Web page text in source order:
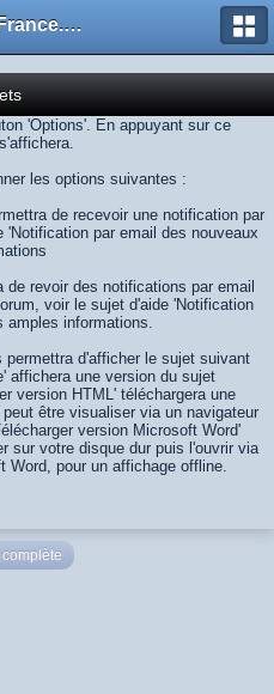
Legacy-France.org - Forum
'Options'. En appuyant sur ce
les options suivantes :
de recevoir une notification par
par email des nouveaux
revoir des notifications par email
voir le sujet d'aide 'Notification
amples informations.
d'afficher le sujet suivant
affichera une version du sujet
version HTML' téléchargera une
être visualiser via un navigateur
version Microsoft Word'
sur votre disque dur puis l'ouvrir via
Word, pour un affichage offline.